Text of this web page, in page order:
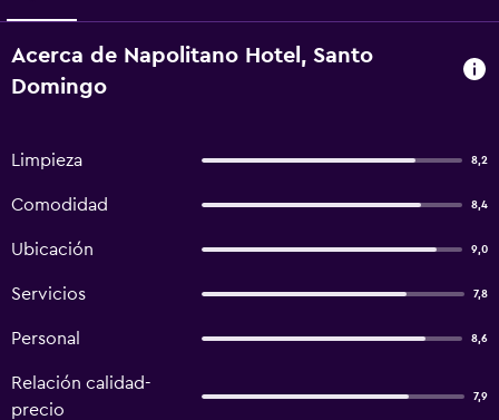
Acerca de Napolitano Hotel, Santo
Domingo
Limpieza 8,2
Comodidad 8,4
Ubicación 9,0
Servicios 7,8
Personal 8,6
Relación calidad-
precio
7,9